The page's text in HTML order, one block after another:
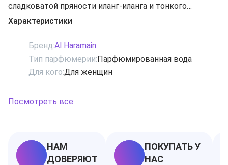
сладковатой пряности иланг-иланга и тонкого
аромата цветущей вишни. Постепенно аромат
становится более плотным и насыщенным и в
цветочный нот бархатисто-медовой розы и пряного
гелиотропа с легкими пудровыми акцентами и
тонким алкогольно-пряным намеком ликера
аккорде, сплетенном из сладковато-дымных
Характеристики
Бренд:Al Haramain
Тип парфюмерии:Парфюмированная вода
Для кого:Для женщин
Посмотреть все
НАМ
ДОВЕРЯЮТ
ПОКУПАТЬ У
НАС